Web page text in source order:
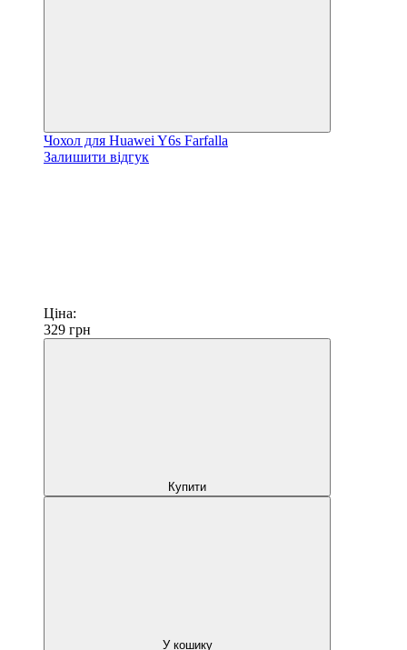
Чохол для Huawei Y6s Farfalla
Залишити відгук
Ціна:
329 грн
Купити
У кошику